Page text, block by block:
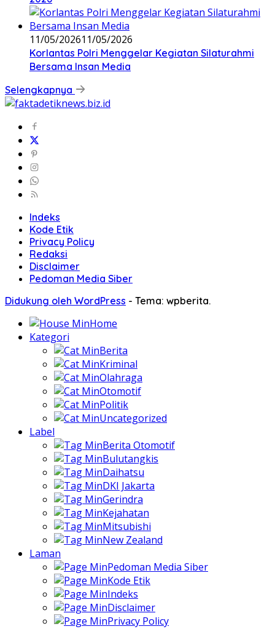
11/05/202611/05/2026
Korlantas Polri Menggelar Kegiatan Silaturahmi
Bersama Insan Media
Selengkapnya
Indeks
Kode Etik
Privacy Policy
Redaksi
Disclaimer
Pedoman Media Siber
Didukung oleh WordPress - Tema: wpberita.
Home
Kategori
Berita
Kriminal
Olahraga
Otomotif
Politik
Uncategorized
Label
Berita Otomotif
Bulutangkis
Daihatsu
DKI Jakarta
Gerindra
Kejahatan
Mitsubishi
New Zealand
Laman
Pedoman Media Siber
Kode Etik
Indeks
Disclaimer
Privacy Policy